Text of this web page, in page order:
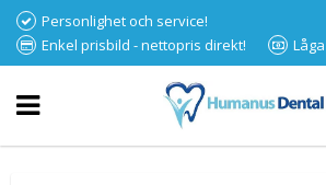
Personlighet och service!
Enkel prisbild - nettopris direkt!